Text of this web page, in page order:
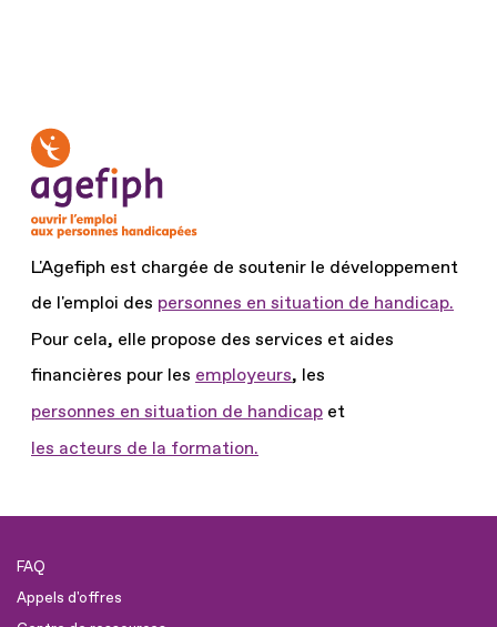
L'Agefiph est chargée de soutenir le développement
de l'emploi des personnes en situation de handicap.
Pour cela, elle propose des services et aides
financières pour les employeurs, les
personnes en situation de handicap et
les acteurs de la formation.
FAQ
Appels d'offres